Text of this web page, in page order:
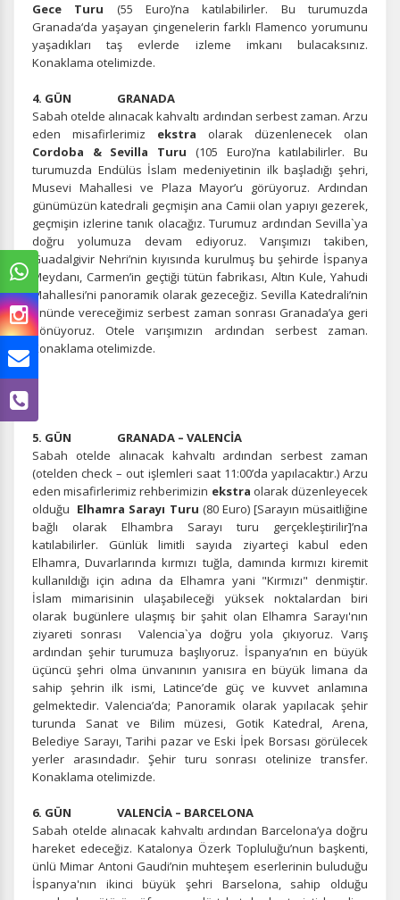
ÇEREZ KULLANIM AYARLARINIZ
Çerez tercihlerinizibelirleyin.
Daha fazla bilgi içinKVKK bilgilendirmemizi,çerez kullanımve
gizlilik koşullarını inceleyebilirsiniz.
Zorunlu Çerezler HER ZAMAN AKTIF
Oturum yönetimi, güvenlik ve temel site işlevleri için
gereklidir. Bu çerezler olmadan site düzgün çalışmaz ve
devre dışı bırakılamaz.
Gece Turu (55 Euro)’na katılabilirler. Bu turumuzda
Granada‘da yaşayan çingenelerin farklı Flamenco yorumunu
yaşadıkları taş evlerde izleme imkanı bulacaksınız.
Konaklama otelimizde.
4. GÜN GRANADA
Sabah otelde alınacak kahvaltı ardından serbest zaman. Arzu
eden misafirlerimiz ekstra olarak düzenlenecek olan
Cordoba & Sevilla Turu (105 Euro)’na katılabilirler. Bu
turumuzda Endülüs İslam medeniyetinin ilk başladığı şehri,
Musevi Mahallesi ve Plaza Mayor’u görüyoruz. Ardından
günümüzün katedrali geçmişin ana Camii olan yapıyı gezerek,
geçmişin izlerine tanık olacağız. Turumuz ardından Sevilla`ya
doğru yolumuza devam ediyoruz. Varışımızı takiben,
Guadalgivir Nehri’nin kıyısında kurulmuş bu şehirde İspanya
Meydanı, Carmen’in geçtiği tütün fabrikası, Altın Kule, Yahudi
Mahallesi’ni panoramik olarak gezeceğiz. Sevilla Katedrali’nin
önünde vereceğimiz serbest zaman sonrası Granada’ya geri
dönüyoruz. Otele varışımızın ardından serbest zaman.
Konaklama otelimizde.
5. GÜN GRANADA – VALENCİA
Sabah otelde alınacak kahvaltı ardından serbest zaman
(otelden check – out işlemleri saat 11:00’da yapılacaktır.) Arzu
eden misafirlerimiz rehberimizin ekstra olarak düzenleyecek
olduğu Elhamra Sarayı Turu (80 Euro) [Sarayın müsaitliğine
bağlı olarak Elhambra Sarayı turu gerçekleştirilir]’na
katılabilirler. Günlük limitli sayıda ziyarteçi kabul eden
Elhamra, Duvarlarında kırmızı tuğla, damında kırmızı kiremit
kullanıldığı için adına da Elhamra yani "Kırmızı" denmiştir.
İslam mimarisinin ulaşabileceği yüksek noktalardan biri
olarak bugünlere ulaşmış bir şahit olan Elhamra Sarayı'nın
ziyareti sonrası Valencia`ya doğru yola çıkıyoruz. Varış
ardından şehir turumuza başlıyoruz. İspanya’nın en büyük
üçüncü şehri olma ünvanının yanısıra en büyük limana da
sahip şehrin ilk ismi, Latince’de güç ve kuvvet anlamına
gelmektedir. Valencia’da; Panoramik olarak yapılacak şehir
turunda Sanat ve Bilim müzesi, Gotik Katedral, Arena,
Belediye Sarayı, Tarihi pazar ve Eski İpek Borsası görülecek
yerler arasındadır. Şehir turu sonrası otelinize transfer.
Konaklama otelimizde.
6. GÜN VALENCİA – BARCELONA
Sabah otelde alınacak kahvaltı ardından Barcelona’ya doğru
hareket edeceğiz. Katalonya Özerk Topluluğu’nun başkenti,
ünlü Mimar Antoni Gaudi’nin muhteşem eserlerinin buluduğu
İspanya'nın ikinci büyük şehri Barselona, sahip olduğu